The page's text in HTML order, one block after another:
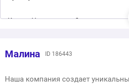
Кухня «Неоклассика 2»
Малина ID 186443
Наша компания создает